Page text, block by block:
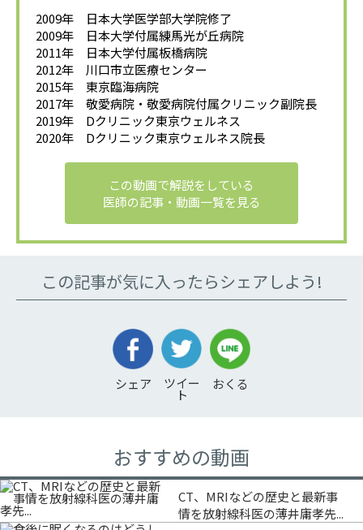
2009年 日本大学医学部大学院修了
2009年 日本大学付属練馬光が丘病院
2011年 日本大学付属板橋病院
2012年 川口市立医療センター
2015年 東京臨海病院
2017年 敬愛病院・敬愛病院付属クリニック副院長
2019年 Dクリニック東京ウェルネス
2020年 Dクリニック東京ウェルネス院長
この動画で解説をしている
医師の記事・動画一覧を見る
この記事が気に入ったらシェアしよう!
シェア ツイー
ト
おくる
おすすめの動画
CT、MRIなどの歴史と最新事
情を放射線科医の薄井庸孝先...